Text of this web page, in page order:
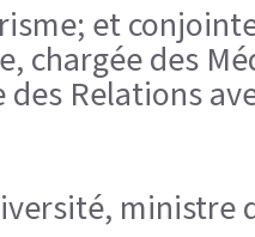
et
chargée des
Relations
ministre